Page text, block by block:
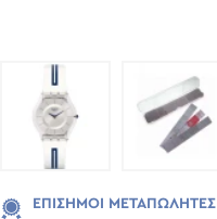
ΕΠΊΣΗΜΟΙ ΜΕΤΑΠΩΛΗΤΈΣ